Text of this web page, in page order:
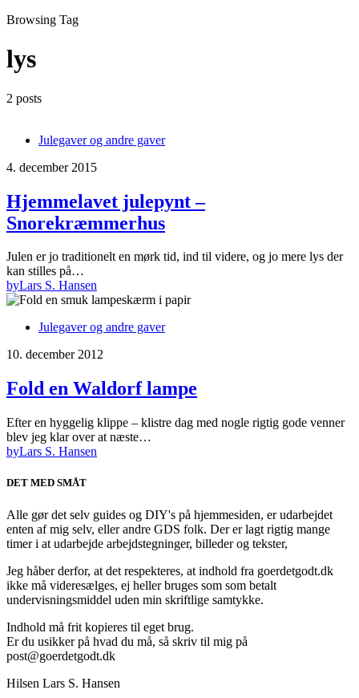
Browsing Tag
lys
2 posts
Julegaver og andre gaver
4. december 2015
Hjemmelavet julepynt –
Snorekræmmerhus
Julen er jo traditionelt en mørk tid, ind til videre, og jo mere lys der
kan stilles på…
byLars S. Hansen
Julegaver og andre gaver
10. december 2012
Fold en Waldorf lampe
Efter en hyggelig klippe – klistre dag med nogle rigtig gode venner
blev jeg klar over at næste…
byLars S. Hansen
DET MED SMÅT
Alle gør det selv guides og DIY's på hjemmesiden, er udarbejdet
enten af mig selv, eller andre GDS folk. Der er lagt rigtig mange
timer i at udarbejde arbejdstegninger, billeder og tekster,
Jeg håber derfor, at det respekteres, at indhold fra goerdetgodt.dk
ikke må videresælges, ej heller bruges som som betalt
undervisningsmiddel uden min skriftlige samtykke.
Indhold må frit kopieres til eget brug.
Er du usikker på hvad du må, så skriv til mig på
post@goerdetgodt.dk
Hilsen Lars S. Hansen